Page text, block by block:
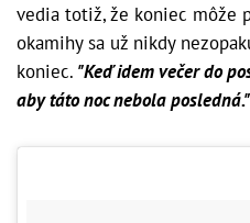
vedia totiž, že koniec môže
okamihy sa už nikdy
koniec. "Keď idem večer do
aby táto noc nebola posledná."